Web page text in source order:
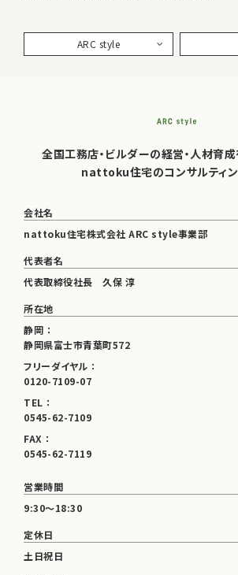
ARC style
全国工務店・ビルダーの経営・人材育
nattoku住宅のコンサルティ
会社名
nattoku住宅株式会社 ARC style事業部
代表者名
代表取締役社長 久保 淳
所在地
静岡 ：
静岡県富士市青葉町572
フリーダイヤル ：
0120-7109-07
TEL ：
0545-62-7109
FAX ：
0545-62-7119
営業時間
9:30～18:30
定休日
土日祝日